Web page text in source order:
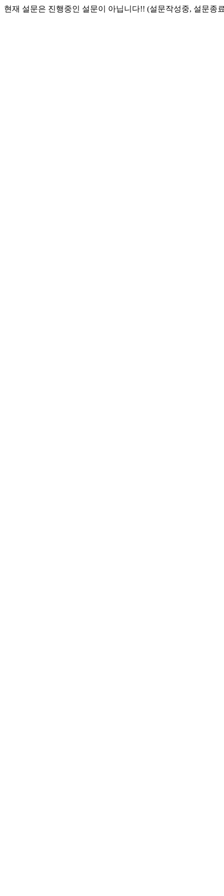
현재 설문은 진행중인 설문이 아닙니다!! (설문작성중, 설문종